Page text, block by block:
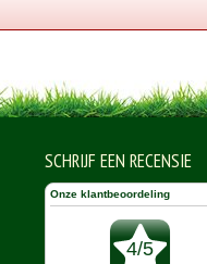
SCHRIJF EEN RECENSIE